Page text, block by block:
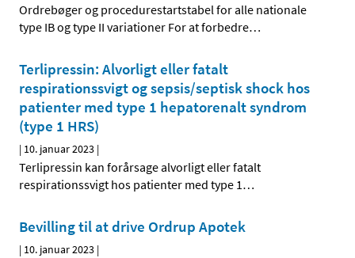
Ordrebøger og procedurestartstabel for alle nationale
type IB og type II variationer For at forbedre…
Terlipressin: Alvorligt eller fatalt
respirationssvigt og sepsis/septisk shock hos
patienter med type 1 hepatorenalt syndrom
(type 1 HRS)
| 10. januar 2023 |
Terlipressin kan forårsage alvorligt eller fatalt
respirationssvigt hos patienter med type 1…
Bevilling til at drive Ordrup Apotek
| 10. januar 2023 |